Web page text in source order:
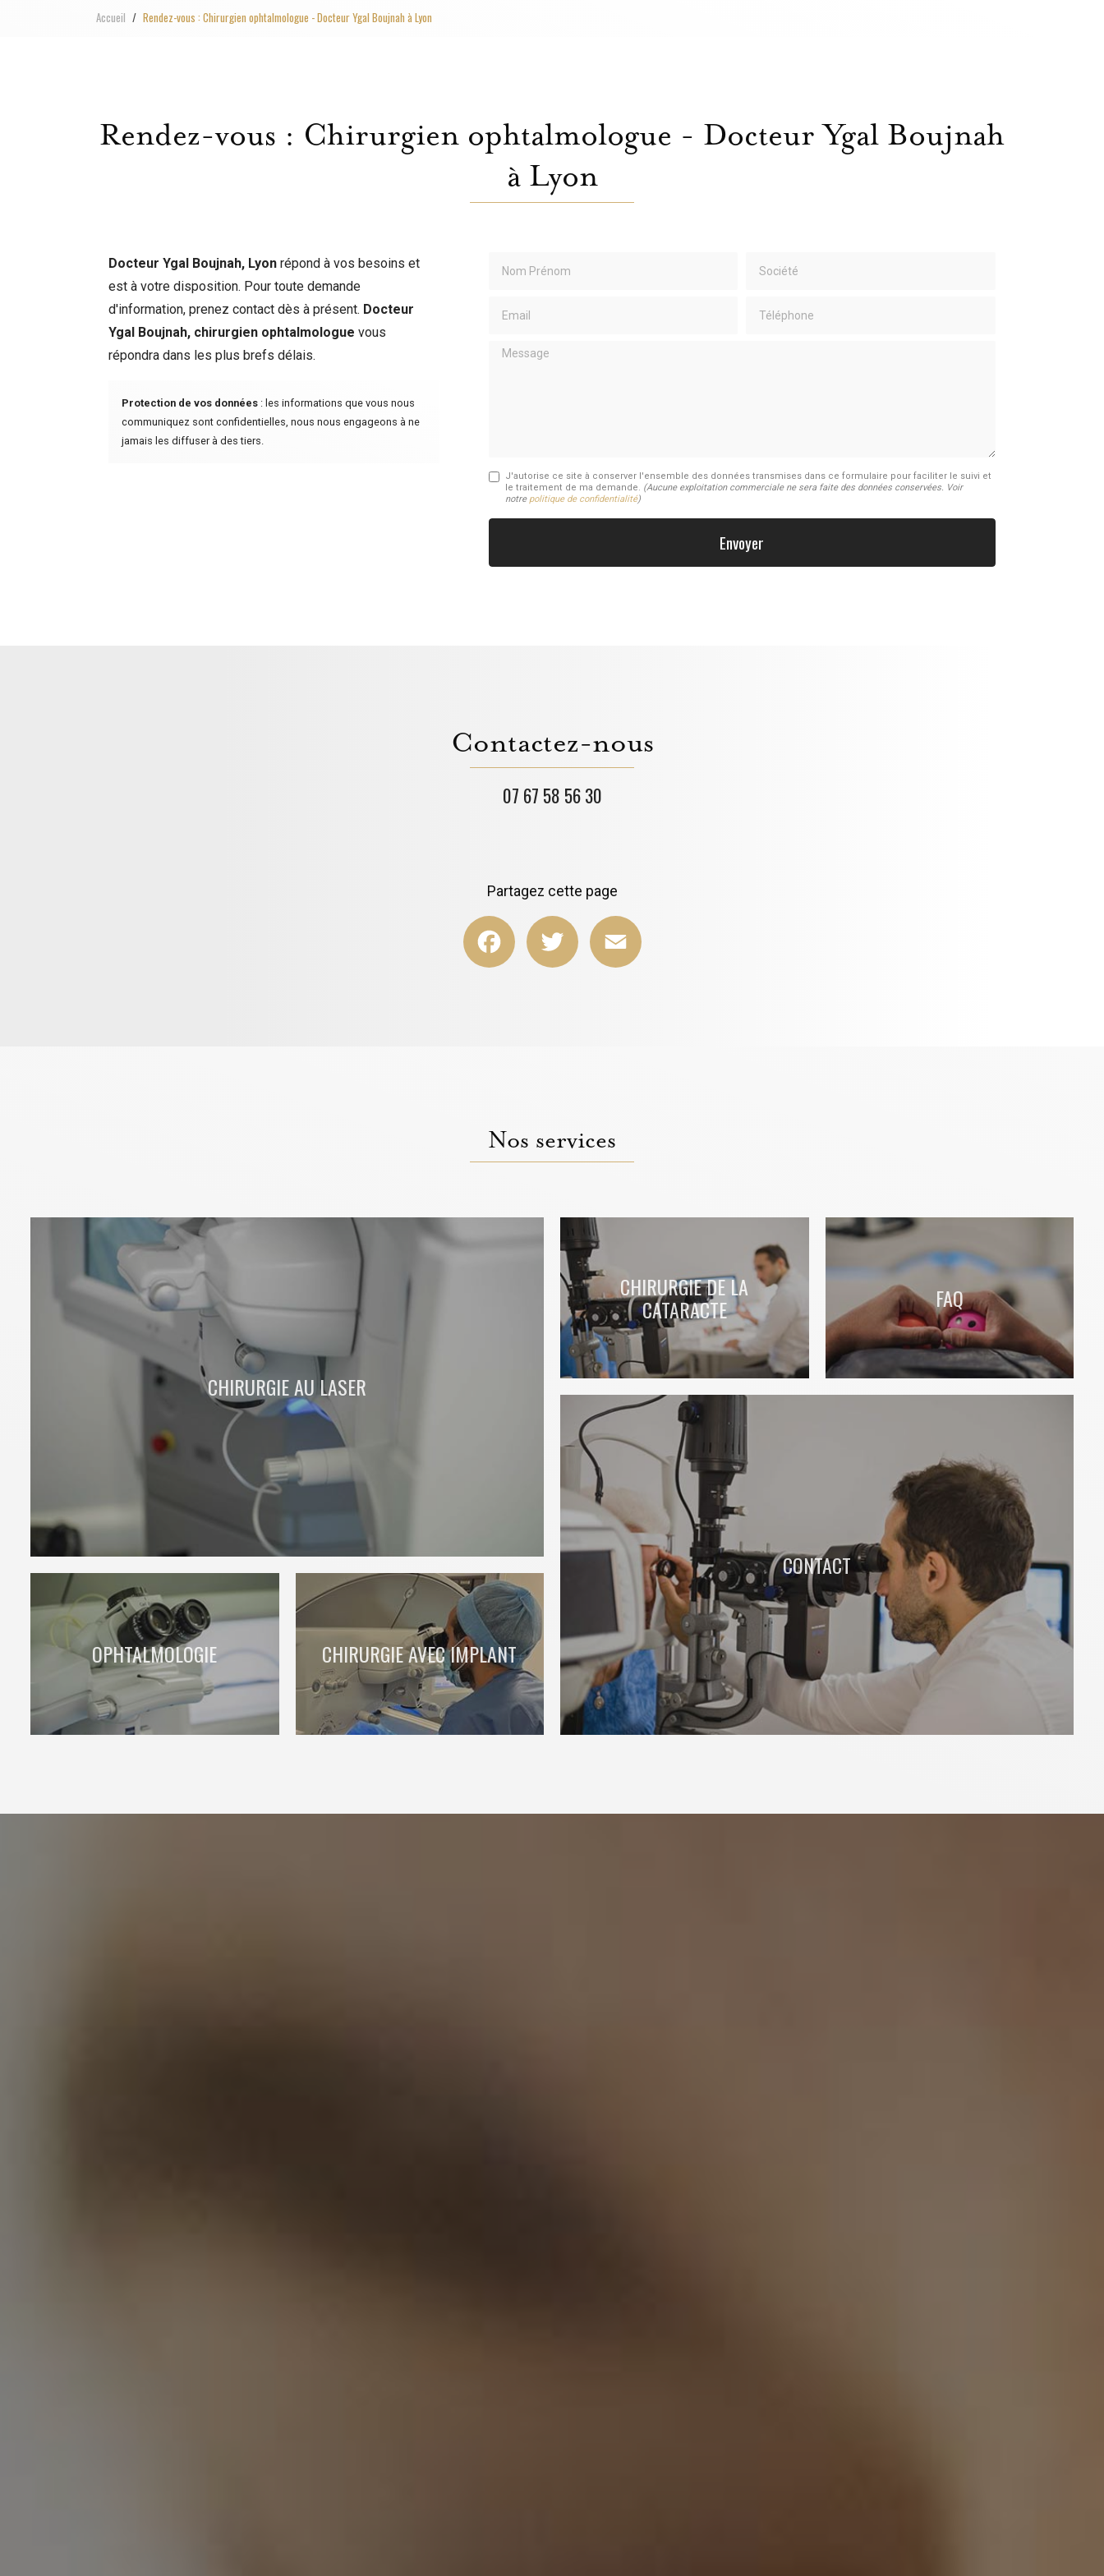
Accueil Rendez-vous : Chirurgien ophtalmologue - Docteur Ygal Boujnah à Lyon
Rendez-vous : Chirurgien ophtalmologue - Docteur Ygal Boujnah
à Lyon
Docteur Ygal Boujnah, Lyon répond à vos besoins et
est à votre disposition. Pour toute demande
d'information, prenez contact dès à présent. Docteur
Ygal Boujnah, chirurgien ophtalmologue vous
répondra dans les plus brefs délais.
Protection de vos données : les informations que vous nous
communiquez sont confidentielles, nous nous engageons à ne
jamais les diffuser à des tiers.
Nom Prénom Société
Email Téléphone
Message
J'autorise ce site à conserver l'ensemble des données transmises dans ce formulaire pour faciliter le suivi et
le traitement de ma demande. (Aucune exploitation commerciale ne sera faite des données conservées. Voir
notre politique de confidentialité)
Contactez-nous
07 67 58 56 30
Partagez cette page
Facebook Twitter
Nos services
CHIRURGIE AU LASER
CHIRURGIE DE LA
CATARACTE FAQ
OPHTALMOLOGIE CHIRURGIE AVEC IMPLANT
CONTACT